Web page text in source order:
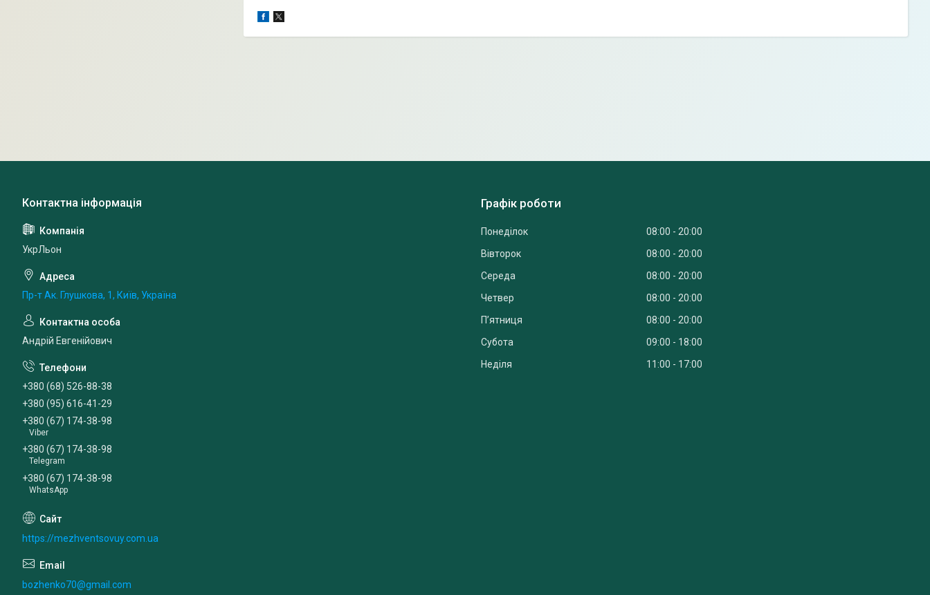
УкрЛьон
Пр-т Ак. Глушкова, 1, Київ, Україна
Андрій Евгенійович
+380 (68) 526-88-38
+380 (95) 616-41-29
+380 (67) 174-38-98
Viber
+380 (67) 174-38-98
Telegram
+380 (67) 174-38-98
WhatsApp
https://mezhventsovuy.com.ua
bozhenko70@gmail.com
Графік роботи
Понеділок 08:00
20:00
Вівторок
08:00
20:00
Середа
08:00
20:00
Четвер
08:00
20:00
Пʼятниця
08:00
20:00
Субота
09:00
18:00
Неділя
11:00 17:00